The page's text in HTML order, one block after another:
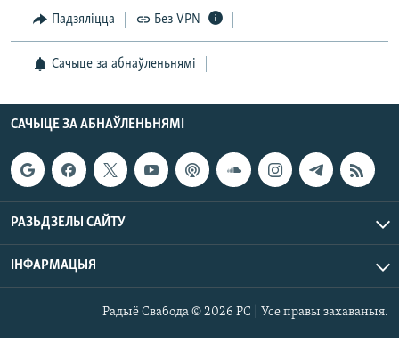
Падзяліцца Без VPN
Сачыце за абнаўленьнямі
САЧЫЦЕ ЗА АБНАЎЛЕНЬНЯМІ
РАЗЬДЗЕЛЫ САЙТУ
ІНФАРМАЦЫЯ
Радыё Свабода © 2026 РС | Усе правы захаваныя.